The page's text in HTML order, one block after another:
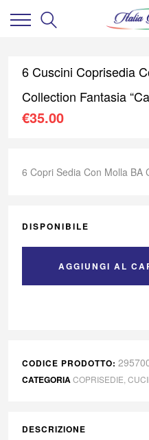
6 Cuscini Coprisedia
Collection Fantasia
€35.00
6 Copri Sedia Con Molla BA
DISPONIBILE
AGGIUNGI AL
CODICE PRODOTTO:
CATEGORIACOPRISEDIE
DESCRIZIONE